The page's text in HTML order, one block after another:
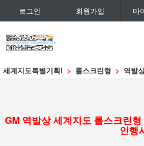
로그인 회원가입 마
세계지도특별기획Ⅰ 롤스크린형 역발
GM 역발상 세계지도 롤스크린
인행